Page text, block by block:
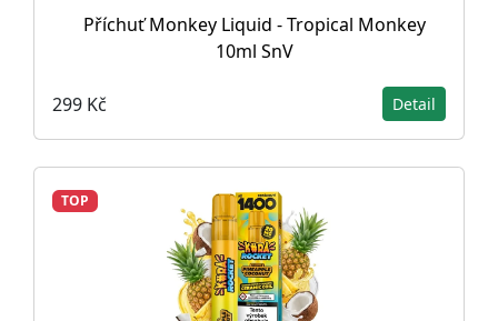
Příchuť Monkey Liquid - Tropical Monkey
10ml SnV
299 Kč Detail
TOP